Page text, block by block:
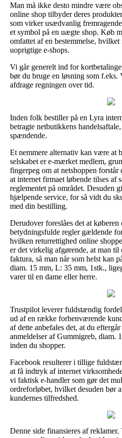
Man må ikke desto mindre være
online shop tilbyder deres
som virker usædvanlig
et symbol på en uægte shop. Køb
omfattet af en bestemmelse,
uoprigtige e-shops.
Vi går generelt ind for
bør du bruge en løsning som
afdrage regningen over tid.
Inden folk bestiller på en Lyra
betragte netbutikkens
spændende.
Et nemmere alternativ kan være at
selskabet er e-mærket medlem,
fingerpeg om at netshoppen
at internet firmaet løbende tilses af
reglementet på området. Desuden
hjælpende service, for så vidt du
med din bestilling.
Derudover foreslåes det at køberen
betydningsfulde regler gældende
hvilken returrettighed online
er det virkelig afgørende, at man til
faktura, så man når som helst kan
diam. 15 mm, L: 35 mm, 1stk.,
varer til en dame eller herre.
Trustpilot leverer fuldstændig
ud af en række forhenværende
af dette anbefales det, at du
anmeldelser af Gummigreb, diam.
inden du shopper.
Facebook resulterer i tillige
at få indtryk af internet
vi faktisk e-handler som gør det
ordreforløbet, hvilket desuden bør
kundernes tilfredshed.
Denne side finansieres af